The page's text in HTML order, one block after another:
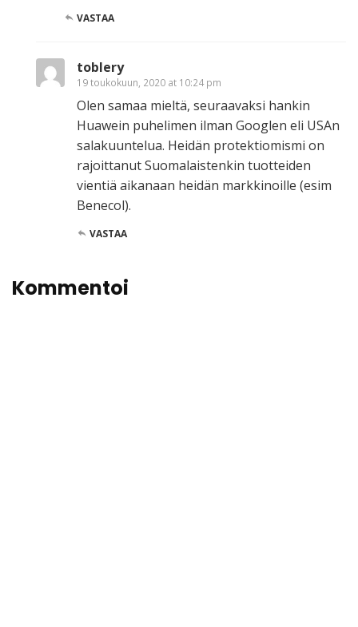
VASTAA
toblery
19 toukokuun, 2020 at 10:24 pm
Olen samaa mieltä, seuraavaksi hankin
Huawein puhelimen ilman Googlen eli USAn
salakuuntelua. Heidän protektiomismi on
rajoittanut Suomalaistenkin tuotteiden
vientiä aikanaan heidän markkinoille (esim
Benecol).
VASTAA
Kommentoi